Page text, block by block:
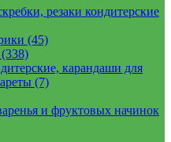
резаки кондитерские
(45)
карандаши для
(7)
и фруктовых начинок